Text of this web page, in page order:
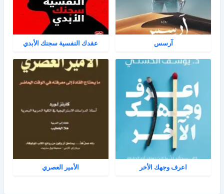
آرسس عقدك النفسية سجنك الأبدي
اعرف وجهك الأخر الأمير العصري